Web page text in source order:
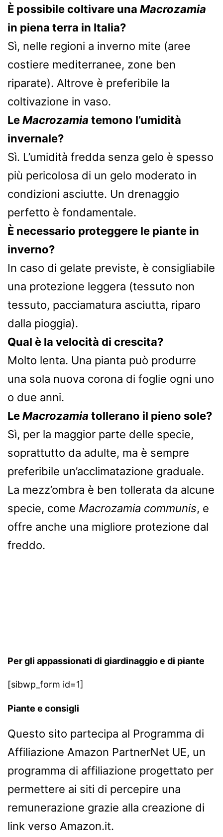
È possibile coltivare una Macrozamia
in piena terra in Italia?
Sì, nelle regioni a inverno mite (aree
costiere mediterranee, zone ben
riparate). Altrove è preferibile la
coltivazione in vaso.
LeMacrozamia temono l’umidità
invernale?
Sì. L’umidità fredda senza gelo è spesso
più pericolosa di un gelo moderato in
condizioni asciutte. Un drenaggio
perfetto è fondamentale.
È necessario proteggere le piante in
inverno?
In caso di gelate previste, è consigliabile
una protezione leggera (tessuto non
tessuto, pacciamatura asciutta, riparo
dalla pioggia).
Qual è la velocità di crescita?
Molto lenta. Una pianta può produrre
una sola nuova corona di foglie ogni uno
o due anni.
LeMacrozamia tollerano il pieno sole?
Sì, per la maggior parte delle specie,
soprattutto da adulte, ma è sempre
preferibile un’acclimatazione graduale.
La mezz’ombra è ben tollerata da alcune
specie, come Macrozamia communis, e
offre anche una migliore protezione dal
freddo.
Per gli appassionati di giardinaggio e di piante
[sibwp_form id=1]
Piante e consigli
Questo sito partecipa al Programma di
Affiliazione Amazon PartnerNet UE, un
programma di affiliazione progettato per
permettere ai siti di percepire una
remunerazione grazie alla creazione di
link verso Amazon.it.